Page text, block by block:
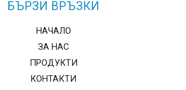
БЪРЗИ ВРЪЗКИ
НАЧАЛО
ЗА НАС
ПРОДУКТИ
КОНТАКТИ